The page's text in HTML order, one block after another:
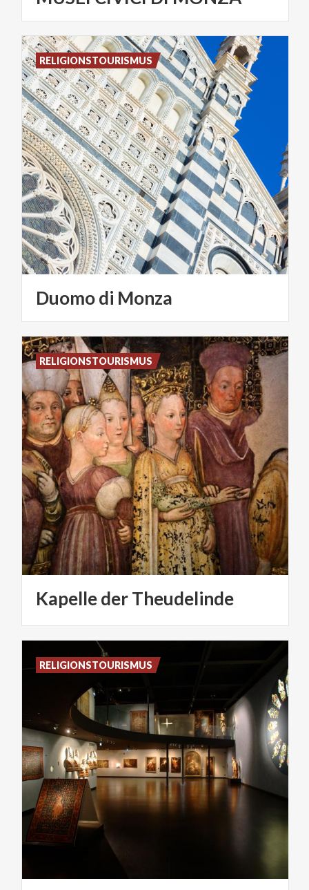
Duomodi Monza
RELIGIONSTOURISMUS
KapellederTheudelinde
RELIGIONSTOURISMUS
RELIGIONSTOURISMUS